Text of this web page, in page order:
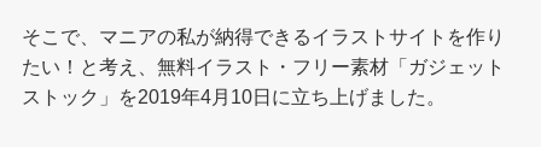
そこで、マニアの私が納得できるイラストサイトを作り
たい！と考え、無料イラスト・フリー素材「ガジェット
ストック」を2019年4月10日に立ち上げました。